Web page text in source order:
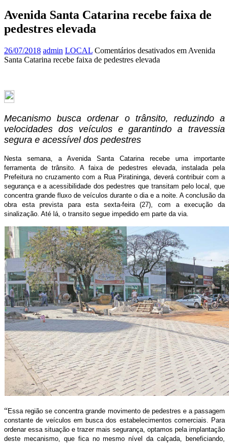
Avenida Santa Catarina recebe faixa de
pedestres elevada
26/07/2018 admin LOCAL Comentários desativados em Avenida
Santa Catarina recebe faixa de pedestres elevada
Mecanismo busca ordenar o trânsito, reduzindo a
velocidades dos veículos e garantindo a travessia
segura e acessível dos pedestres
Nesta semana, a Avenida Santa Catarina recebe uma importante
ferramenta de trânsito. A faixa de pedestres elevada, instalada pela
Prefeitura no cruzamento com a Rua Piratininga, deverá contribuir com a
segurança e a acessibilidade dos pedestres que transitam pelo local, que
concentra grande fluxo de veículos durante o dia e a noite. A conclusão da
obra esta prevista para esta sexta-feira (27), com a execução da
sinalização. Até lá, o transito segue impedido em parte da via.
“Essa região se concentra grande movimento de pedestres e a passagem
constante de veículos em busca dos estabelecimentos comerciais. Para
ordenar essa situação e trazer mais segurança, optamos pela implantação
deste mecanismo, que fica no mesmo nível da calçada, beneficiando,